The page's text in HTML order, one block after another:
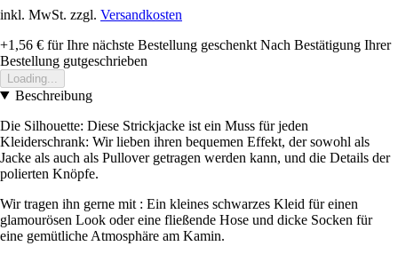
inkl. MwSt. zzgl. Versandkosten
+1,56 € für Ihre nächste Bestellung geschenkt Nach Bestätigung Ihrer
Bestellung gutgeschrieben
Loading...
Beschreibung
Die Silhouette: Diese Strickjacke ist ein Muss für jeden
Kleiderschrank: Wir lieben ihren bequemen Effekt, der sowohl als
Jacke als auch als Pullover getragen werden kann, und die Details der
polierten Knöpfe.
Wir tragen ihn gerne mit : Ein kleines schwarzes Kleid für einen
glamourösen Look oder eine fließende Hose und dicke Socken für
eine gemütliche Atmosphäre am Kamin.